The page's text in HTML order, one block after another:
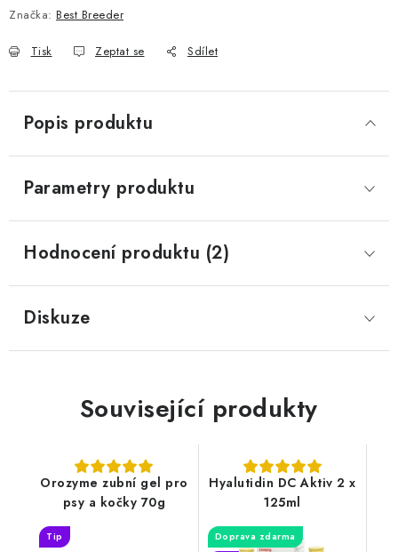
Značka: Best Breeder
Tisk Zeptat se Sdílet
Popis produktu
Parametry produktu
Hodnocení produktu (2)
Diskuze
Související produkty
Orozyme zubní gel pro
psy a kočky 70g
Tip
Hyalutidin DC Aktiv 2 x
125ml
Doprava zdarma